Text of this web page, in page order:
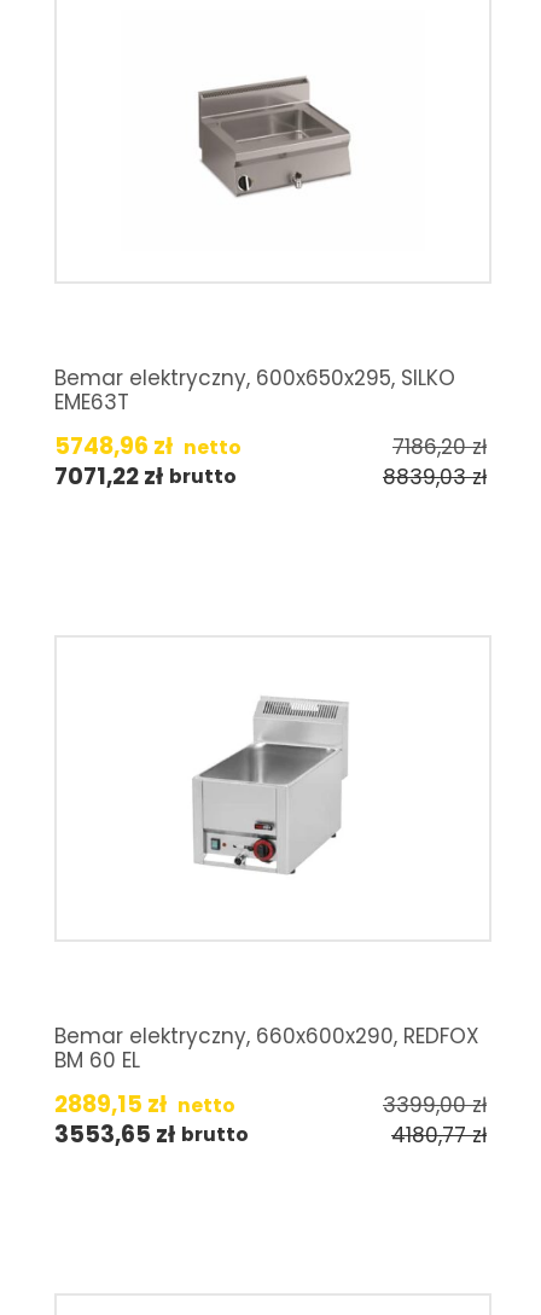
Bemar elektryczny, 600x650x295, SILKO
EME63T
5748,96 zł netto 7186,20zł
7071,22zł brutto 8839,03zł
Bemar elektryczny, 660x600x290, REDFOX
BM 60 EL
2889,15 zł netto 3399,00zł
3553,65 zł brutto 4180,77zł